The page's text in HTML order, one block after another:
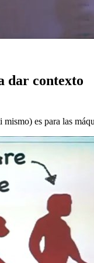
dar contexto
mismo) es para las